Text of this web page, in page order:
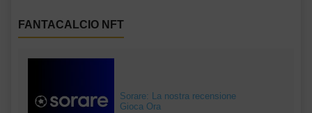
FANTACALCIO NFT
Sorare: La nostra recensione
Gioca Ora